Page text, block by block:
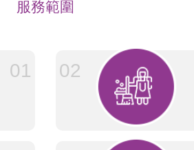
服務範圍
01 02